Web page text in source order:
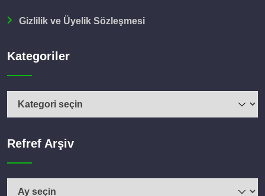
Gizlilik ve Üyelik Sözleşmesi
Kategoriler
Kategoriler
Refref ArşivRefref